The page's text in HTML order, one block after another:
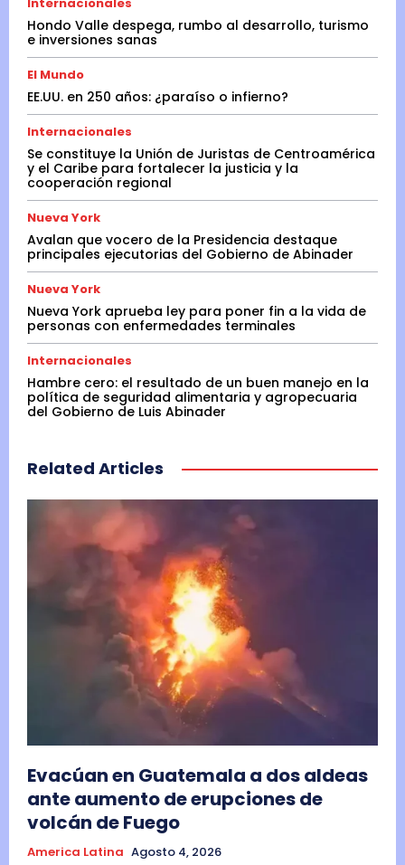
Hondo Valle despega, rumbo al desarrollo, turismo
e inversiones sanas
El Mundo
EE.UU. en 250 años: ¿paraíso o infierno?
Internacionales
Se constituye la Unión de Juristas de Centroamérica
y el Caribe para fortalecer la justicia y la
cooperación regional
Nueva York
Avalan que vocero de la Presidencia destaque
principales ejecutorias del Gobierno de Abinader
Nueva York
Nueva York aprueba ley para poner fin a la vida de
personas con enfermedades terminales
Internacionales
Hambre cero: el resultado de un buen manejo en la
política de seguridad alimentaria y agropecuaria
del Gobierno de Luis Abinader
Related Articles
Evacúan en Guatemala a dos aldeas
ante aumento de erupciones de
volcán de Fuego
America Latina Agosto 4, 2026